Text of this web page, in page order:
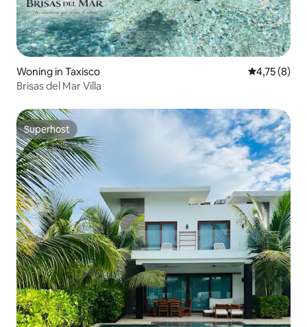
Woning in Taxisco
4,75 (8)
Brisas del Mar Villa
Superhost
Superhost